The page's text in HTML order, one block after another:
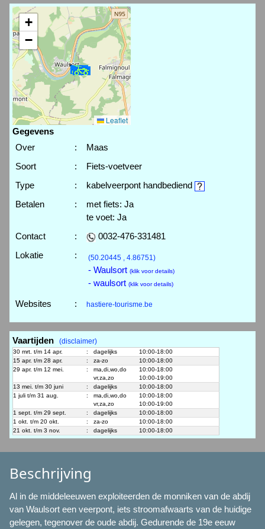
+
−
Leaflet
Gegevens
Over
:
Maas
Soort
:
Fiets-voetveer
Type
:
kabelveerpont handbediend
Betalen
:
met fiets: Ja
te voet: Ja
Contact
:
0032-476-331481
Lokatie
: (50.20445 , 4.86751)
- Waulsort (klik voor details)
- waulsort (klik voor details)
Websites : hastiere-tourisme.be
Vaartijden (disclaimer)
30 mrt. t/m 14 apr. : dagelijks
10:00-18:00
15 apr. t/m 28 apr.
: za-zo
10:00-18:00
29 apr. t/m 12 mei.
:
ma,di,wo,do
vr,za,zo
10:00-18:00
10:00-19:00
13 mei. t/m 30 juni
: dagelijks
10:00-18:00
1 juli t/m 31 aug.
:
ma,di,wo,do
vr,za,zo
10:00-18:00
10:00-19:00
1 sept. t/m 29 sept.
: dagelijks
10:00-18:00
1 okt. t/m 20 okt.
: za-zo
10:00-18:00
21 okt. t/m 3 nov.
: dagelijks 10:00-18:00
Beschrijving
Al in de middeleeuwen exploiteerden de monniken van de abdij
van Waulsort een veerpont, iets stroomafwaarts van de huidige
gelegen, tegenover de oude abdij. Gedurende de 19e eeuw